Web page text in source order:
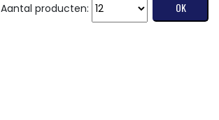
Aantal producten: